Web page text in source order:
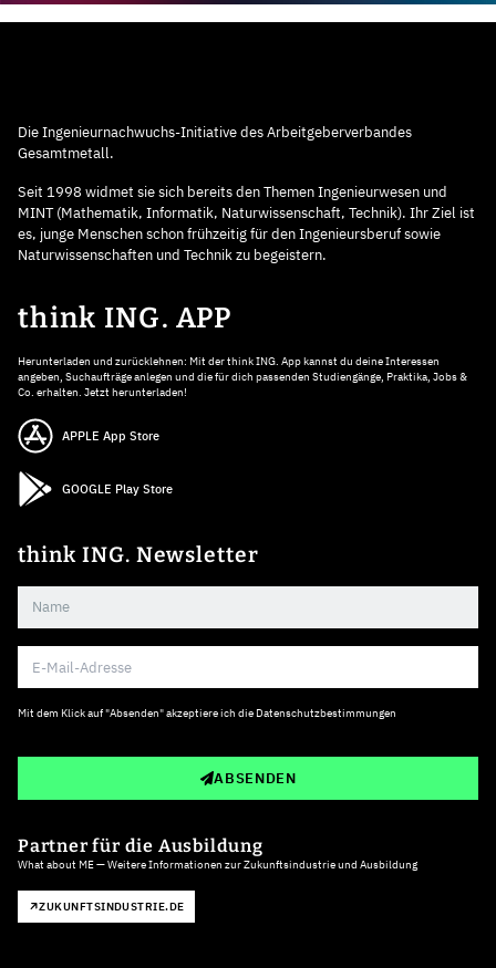
Die Ingenieurnachwuchs-Initiative des Arbeitgeberverbandes
Gesamtmetall.
Seit 1998 widmet sie sich bereits den Themen Ingenieurwesen und
MINT (Mathematik, Informatik, Naturwissenschaft, Technik). Ihr Ziel ist
es, junge Menschen schon frühzeitig für den Ingenieursberuf sowie
Naturwissenschaften und Technik zu begeistern.
think ING. APP
Herunterladen und zurücklehnen: Mit der think ING. App kannst du deine Interessen
angeben, Suchaufträge anlegen und die für dich passenden Studiengänge, Praktika, Jobs &
Co. erhalten. Jetzt herunterladen!
APPLE App Store
GOOGLE Play Store
think ING. Newsletter
Mit dem Klick auf "Absenden" akzeptiere ich die Datenschutzbestimmungen
ABSENDEN
Partner für die Ausbildung
What about ME — Weitere Informationen zur Zukunftsindustrie und Ausbildung
ZUKUNFTSINDUSTRIE.DE